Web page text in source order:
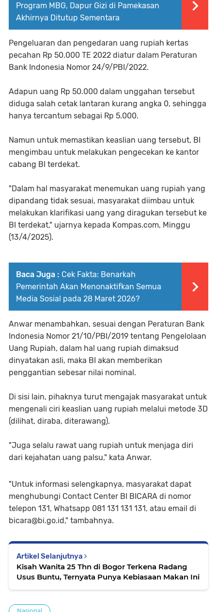
Program MBG, Dapur Gizi di Pamekasan
Akhirnya Ditutup Sementara
Pengeluaran dan pengedaran uang rupiah kertas
pecahan Rp 50.000 TE 2022 diatur dalam Peraturan
Bank Indonesia Nomor 24/9/PBI/2022.
Adapun uang Rp 50.000 dalam unggahan tersebut
diduga salah cetak lantaran kurang angka 0, sehingga
hanya tercantum sebagai Rp 5.000.
Namun untuk memastikan keaslian uang tersebut, BI
mengimbau untuk melakukan pengecekan ke kantor
cabang BI terdekat.
"Dalam hal masyarakat menemukan uang rupiah yang
dipandang tidak sesuai, masyarakat diimbau untuk
melakukan klarifikasi uang yang diragukan tersebut ke
BI terdekat," ujarnya kepada Kompas.com, Minggu
(13/4/2025).
Baca Juga : Cek Fakta: Benarkah
Pemerintah Akan Menonaktifkan Semua
Media Sosial pada 28 Maret 2026?
Anwar menambahkan, sesuai dengan Peraturan Bank
Indonesia Nomor 21/10/PBI/2019 tentang Pengelolaan
Uang Rupiah, dalam hal uang rupiah dimaksud
dinyatakan asli, maka BI akan memberikan
penggantian sebesar nilai nominal.
Di sisi lain, pihaknya turut mengajak masyarakat untuk
mengenali ciri keaslian uang rupiah melalui metode 3D
(dilihat, diraba, diterawang).
"Juga selalu rawat uang rupiah untuk menjaga diri
dari kejahatan uang palsu," kata Anwar.
"Untuk informasi selengkapnya, masyarakat dapat
menghubungi Contact Center BI BICARA di nomor
telepon 131, Whatsapp 081 131 131 131, atau email di
bicara@bi.go.id," tambahnya.
Artikel Selanjutnya
Kisah Wanita 25 Thn di Bogor Terkena Radang
Usus Buntu, Ternyata Punya Kebiasaan Makan Ini